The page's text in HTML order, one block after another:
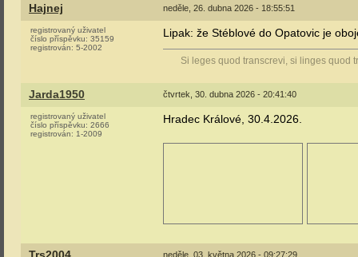
Hajnej neděle, 26. dubna 2026 - 18:55:51
registrovaný uživatel
číslo příspěvku: 35159
registrován: 5-2002
Lipak: že Stéblové do Opatovic je
Si leges quod transcrevi, si linges quod
Jarda1950 čtvrtek, 30. dubna 2026 - 20:41:40
registrovaný uživatel
číslo příspěvku: 2666
registrován: 1-2009
Hradec Králové, 30.4.2026.
neděle, 03. května 2026 - 09:27:29